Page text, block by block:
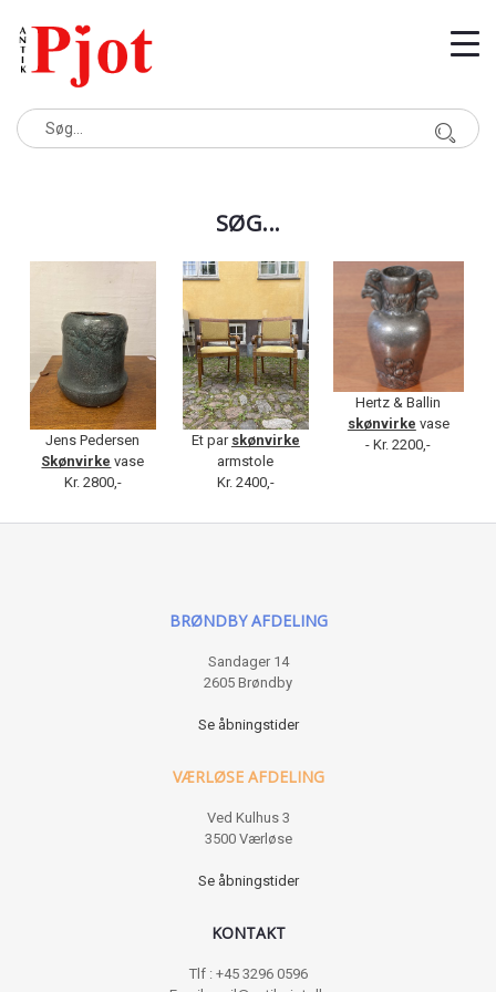
SØG...
Jens Pedersen
Skønvirke vase
Kr. 2800,-
Et par skønvirke
armstole
Kr. 2400,-
Hertz & Ballin
skønvirke vase
- Kr. 2200,-
BRØNDBY AFDELING
Sandager 14
2605 Brøndby
Se åbningstider
VÆRLØSE AFDELING
Ved Kulhus 3
3500 Værløse
Se åbningstider
KONTAKT
Tlf : +45 3296 0596